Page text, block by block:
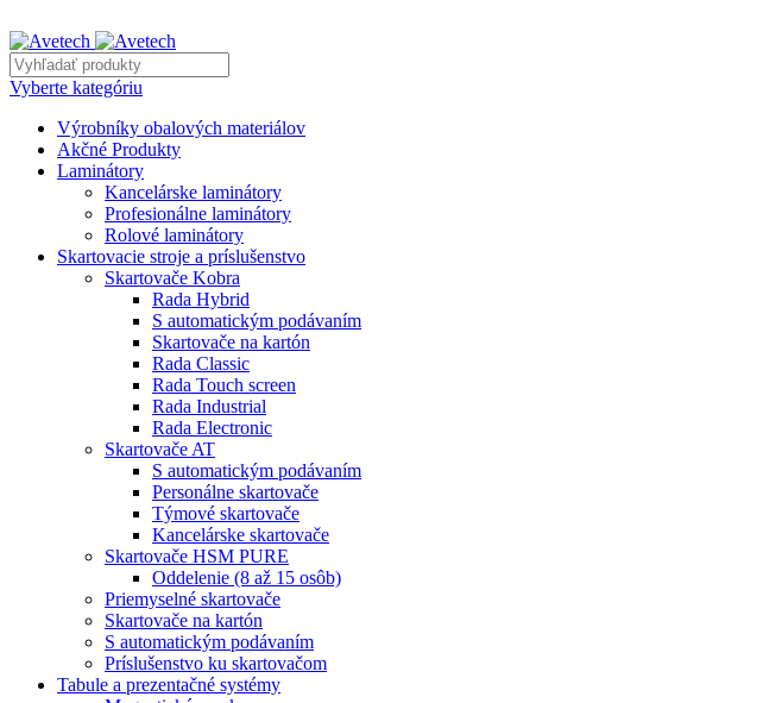
Vyberte kategóriu
Výrobníky obalových materiálov
Akčné Produkty
Laminátory
Kancelárske laminátory
Profesionálne laminátory
Rolové laminátory
Skartovacie stroje a príslušenstvo
Skartovače Kobra
Rada Hybrid
S automatickým podávaním
Skartovače na kartón
Rada Classic
Rada Touch screen
Rada Industrial
Rada Electronic
Skartovače AT
S automatickým podávaním
Personálne skartovače
Týmové skartovače
Kancelárske skartovače
Skartovače HSM PURE
Oddelenie (8 až 15 osôb)
Priemyselné skartovače
Skartovače na kartón
S automatickým podávaním
Príslušenstvo ku skartovačom
Tabule a prezentačné systémy